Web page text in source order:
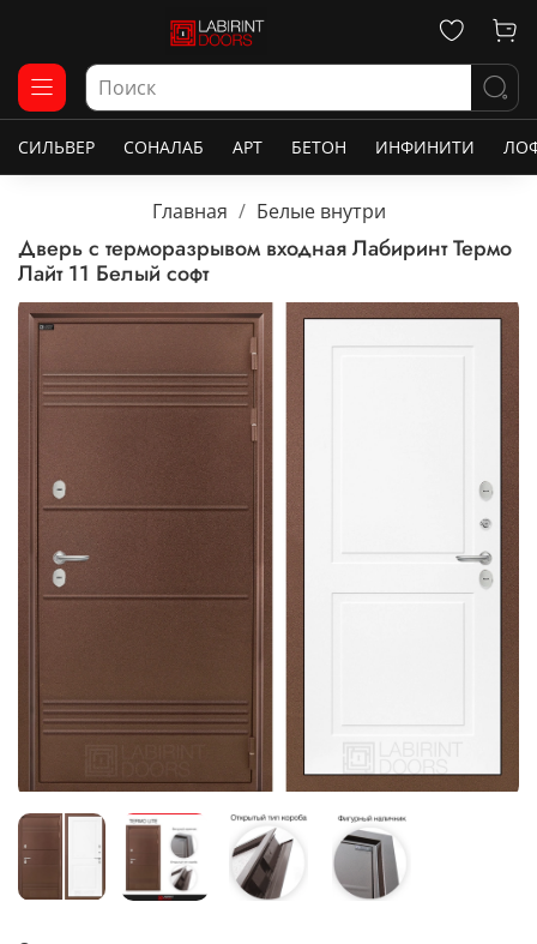
СИЛЬВЕР СОНАЛАБ АРТ БЕТОН ИНФИНИТИ
Главная Белые внутри
Дверь с терморазрывом входная Лабиринт Термо
Лайт 11 Белый софт